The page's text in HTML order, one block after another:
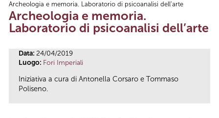
Tu sei qui
Archeologia e memoria. Laboratorio di psicoanalisi dell’arte
Archeologia e memoria.
Laboratorio di psicoanalisi dell’arte
Data: 24/04/2019
Luogo: Fori Imperiali
Iniziativa a cura di Antonella Corsaro e Tommaso
Poliseno.